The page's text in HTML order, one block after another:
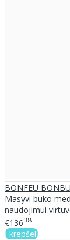
BONFEU
Masyvi buko
naudojimui
€13638
Į krepšelį